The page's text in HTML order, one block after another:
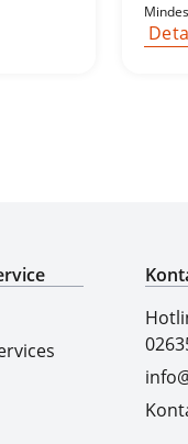
+
ohne